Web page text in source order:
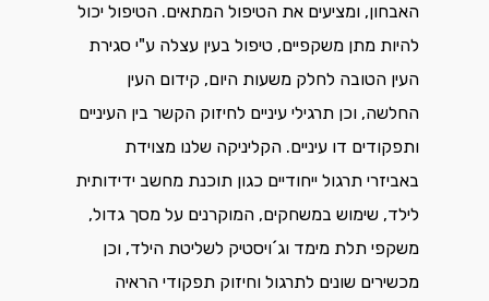
האבחון, ומציעים את הטיפול המתאים. הטיפול יכול
להיות מתן משקפיים, טיפול בעין עצלה ע"י סגירת
העין הטובה לחלק משעות היום, קידום העין
החלשה, וכן תרגילי עיניים לחיזוק הקשר בין העיניים
ותפקודים דו עיניים. הקליניקה שלנו מצוידת
באביזרי תרגול ייחודיים כגון תוכנת מחשב ידידותית
לילד, שימוש במשחקים, המוקרנים על מסך גדול,
משקפי תלת מימד וג´ויסטיק לשליטת הילד, וכן
מכשירים שונים לתרגול וחיזוק תפקודי הראיה